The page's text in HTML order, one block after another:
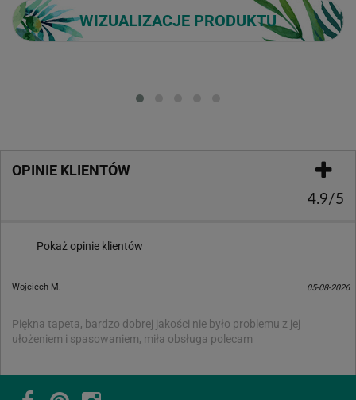
WIZUALIZACJE PRODUKTU
OPINIE KLIENTÓW
4.9/5
Pokaż opinie klientów
Wojciech M. 05-08-2026
Piękna tapeta, bardzo dobrej jakości nie było problemu z jej
ułożeniem i spasowaniem, miła obsługa polecam